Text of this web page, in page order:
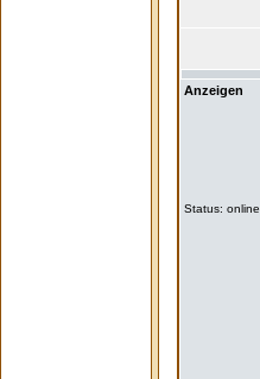
Anzeigen
Status: online